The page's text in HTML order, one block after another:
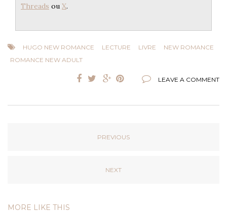
Threads ou X.
HUGO NEW ROMANCE LECTURE LIVRE
NEW ROMANCE
ROMANCE NEW ADULT
LEAVE A COMMENT
PREVIOUS
NEXT
MORE LIKE THIS